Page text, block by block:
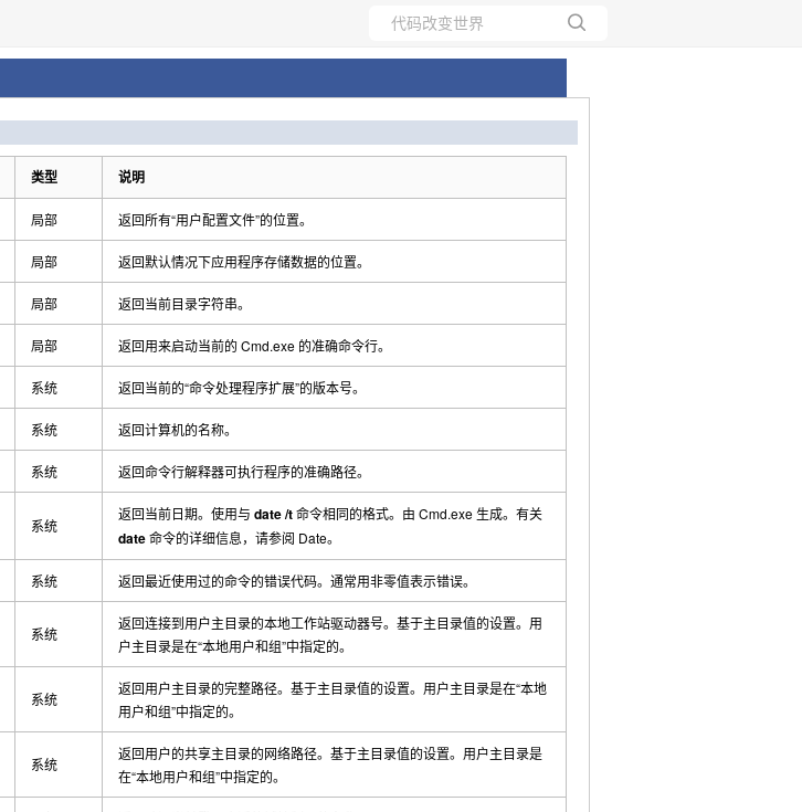
所有博客
当前博客
类型 说明
局部 返回所有“用户配置文件”的位置。
局部 返回默认情况下应用程序存储数据的位置。
局部 返回当前目录字符串。
局部 返回用来启动当前的 Cmd.exe 的准确命令行。
系统 返回当前的“命令处理程序扩展”的版本号。
系统 返回计算机的名称。
系统 返回命令行解释器可执行程序的准确路径。
系统
返回当前日期。使用与 date /t命令相同的格式。由 Cmd.exe 生成。有关
date命令的详细信息，请参阅 Date。
系统 返回最近使用过的命令的错误代码。通常用非零值表示错误。
系统
返回连接到用户主目录的本地工作站驱动器号。基于主目录值的设置。用
户主目录是在“本地用户和组”中指定的。
系统
返回用户主目录的完整路径。基于主目录值的设置。用户主目录是在“本地
用户和组”中指定的。
系统
返回用户的共享主目录的网络路径。基于主目录值的设置。用户主目录是
在“本地用户和组”中指定的。